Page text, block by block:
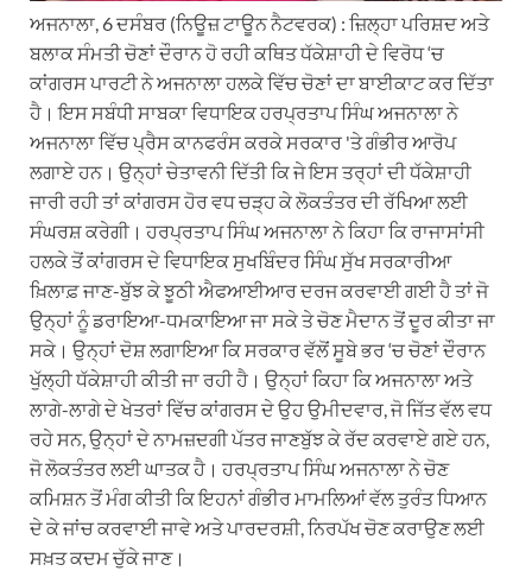
ਅਜਨਾਲਾ, 6 ਦਸੰਬਰ (ਨਿਊਜ਼ ਟਾਊਨ ਨੈਟਵਰਕ) : ਜ਼ਿਲ੍ਹਾ ਪਰਿਸ਼ਦ ਅਤੇ
ਬਲਾਕ ਸੰਮਤੀ ਚੋਣਾਂ ਦੌਰਾਨ ਹੋ ਰਹੀ ਕਥਿਤ ਧੱਕੇਸ਼ਾਹੀ ਦੇ ਵਿਰੋਧ ‘ਚ
ਕਾਂਗਰਸ ਪਾਰਟੀ ਨੇ ਅਜਨਾਲਾ ਹਲਕੇ ਵਿੱਚ ਚੋਣਾਂ ਦਾ ਬਾਈਕਾਟ ਕਰ ਦਿੱਤਾ
ਹੈ। ਇਸ ਸਬੰਧੀ ਸਾਬਕਾ ਵਿਧਾਇਕ ਹਰਪ੍ਰਤਾਪ ਸਿੰਘ ਅਜਨਾਲਾ ਨੇ
ਅਜਨਾਲਾ ਵਿੱਚ ਪ੍ਰੈਸ ਕਾਨਫਰੰਸ ਕਰਕੇ ਸਰਕਾਰ 'ਤੇ ਗੰਭੀਰ ਆਰੋਪ
ਲਗਾਏ ਹਨ। ਉਨ੍ਹਾਂ ਚੇਤਾਵਨੀ ਦਿੱਤੀ ਕਿ ਜੇ ਇਸ ਤਰ੍ਹਾਂ ਦੀ ਧੱਕੇਸ਼ਾਹੀ
ਜਾਰੀ ਰਹੀ ਤਾਂ ਕਾਂਗਰਸ ਹੋਰ ਵਧ ਚੜ੍ਹ ਕੇ ਲੋਕਤੰਤਰ ਦੀ ਰੱਖਿਆ ਲਈ
ਸੰਘਰਸ਼ ਕਰੇਗੀ। ਹਰਪ੍ਰਤਾਪ ਸਿੰਘ ਅਜਨਾਲਾ ਨੇ ਕਿਹਾ ਕਿ ਰਾਜਾਸਾਂਸੀ
ਹਲਕੇ ਤੋਂ ਕਾਂਗਰਸ ਦੇ ਵਿਧਾਇਕ ਸੁਖਬਿੰਦਰ ਸਿੰਘ ਸੁੱਖ ਸਰਕਾਰੀਆ
ਖ਼ਿਲਾਫ਼ ਜਾਣ-ਬੁੱਝ ਕੇ ਝੂਠੀ ਐਫਆਈਆਰ ਦਰਜ ਕਰਵਾਈ ਗਈ ਹੈ ਤਾਂ ਜੋ
ਉਨ੍ਹਾਂ ਨੂੰ ਡਰਾਇਆ-ਧਮਕਾਇਆ ਜਾ ਸਕੇ ਤੇ ਚੋਣ ਮੈਦਾਨ ਤੋਂ ਦੂਰ ਕੀਤਾ ਜਾ
ਸਕੇ। ਉਨ੍ਹਾਂ ਦੋਸ਼ ਲਗਾਇਆ ਕਿ ਸਰਕਾਰ ਵੱਲੋਂ ਸੂਬੇ ਭਰ ‘ਚ ਚੋਣਾਂ ਦੌਰਾਨ
ਖੁੱਲ੍ਹੀ ਧੱਕੇਸ਼ਾਹੀ ਕੀਤੀ ਜਾ ਰਹੀ ਹੈ। ਉਨ੍ਹਾਂ ਕਿਹਾ ਕਿ ਅਜਨਾਲਾ ਅਤੇ
ਲਾਗੇ-ਲਾਗੇ ਦੇ ਖੇਤਰਾਂ ਵਿੱਚ ਕਾਂਗਰਸ ਦੇ ਉਹ ਉਮੀਦਵਾਰ, ਜੋ ਜਿੱਤ ਵੱਲ ਵਧ
ਰਹੇ ਸਨ, ਉਨ੍ਹਾਂ ਦੇ ਨਾਮਜ਼ਦਗੀ ਪੱਤਰ ਜਾਣਬੁੱਝ ਕੇ ਰੱਦ ਕਰਵਾਏ ਗਏ ਹਨ,
ਜੋ ਲੋਕਤੰਤਰ ਲਈ ਘਾਤਕ ਹੈ। ਹਰਪ੍ਰਤਾਪ ਸਿੰਘ ਅਜਨਾਲਾ ਨੇ ਚੋਣ
ਕਮਿਸ਼ਨ ਤੋਂ ਮੰਗ ਕੀਤੀ ਕਿ ਇਹਨਾਂ ਗੰਭੀਰ ਮਾਮਲਿਆਂ ਵੱਲ ਤੁਰੰਤ ਧਿਆਨ
ਦੇ ਕੇ ਜਾਂਚ ਕਰਵਾਈ ਜਾਵੇ ਅਤੇ ਪਾਰਦਰਸ਼ੀ, ਨਿਰਪੱਖ ਚੋਣ ਕਰਾਉਣ ਲਈ
ਸਖ਼ਤ ਕਦਮ ਚੁੱਕੇ ਜਾਣ।